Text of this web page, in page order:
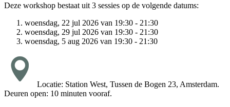
Deze workshop bestaat uit 3 sessies op de volgende datums:
woensdag, 22 jul 2026 van 19:30 - 21:30
woensdag, 29 jul 2026 van 19:30 - 21:30
woensdag, 5 aug 2026 van 19:30 - 21:30
Locatie: Station West, Tussen de Bogen 23, Amsterdam.
Deuren open: 10 minuten vooraf.